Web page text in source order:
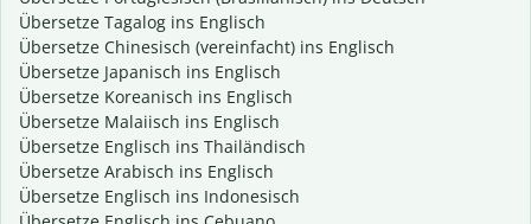
Übersetze Tagalog ins Englisch
Übersetze Chinesisch (vereinfacht) ins Englisch
Übersetze Japanisch ins Englisch
Übersetze Koreanisch ins Englisch
Übersetze Malaiisch ins Englisch
Übersetze Englisch ins Thailändisch
Übersetze Arabisch ins Englisch
Übersetze Englisch ins Indonesisch